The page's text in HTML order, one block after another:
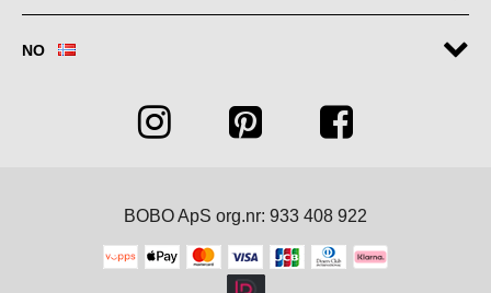
NO
BOBO ApS org.nr: 933 408 922